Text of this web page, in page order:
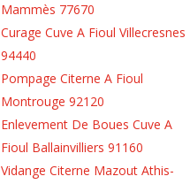
Mammès 77670
Curage Cuve A Fioul Villecresnes
94440
Pompage Citerne A Fioul
Montrouge 92120
Enlevement De Boues Cuve A
Fioul Ballainvilliers 91160
Vidange Citerne Mazout Athis-